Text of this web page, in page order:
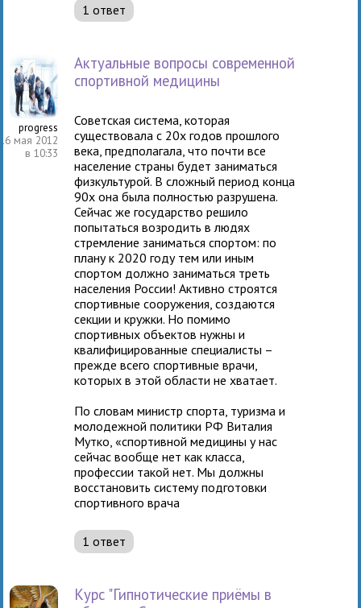
1 ответ
progress
16 мая 2012
в 10:33
Актуальные вопросы современной
спортивной медицины
Советская система, которая
существовала с 20х годов прошлого
века, предполагала, что почти все
население страны будет заниматься
физкультурой. В сложный период конца
90х она была полностью разрушена.
Сейчас же государство решило
попытаться возродить в людях
стремление заниматься спортом: по
плану к 2020 году тем или иным
спортом должно заниматься треть
населения России! Активно строятся
спортивные сооружения, создаются
секции и кружки. Но помимо
спортивных объектов нужны и
квалифицированные специалисты –
прежде всего спортивные врачи,
которых в этой области не хватает.
По словам министр спорта, туризма и
молодежной политики РФ Виталия
Мутко, «спортивной медицины у нас
сейчас вообще нет как класса,
профессии такой нет. Мы должны
восстановить систему подготовки
спортивного врача
1 ответ
Курс "Гипнотические приёмы в